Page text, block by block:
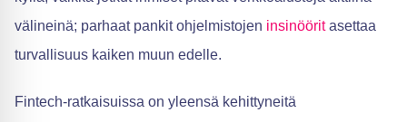
välineinä; parhaat pankit ohjelmistojen insinööritasettaa
turvallisuus kaiken muun edelle.
Fintech-ratkaisuissa on yleensä kehittyneitä